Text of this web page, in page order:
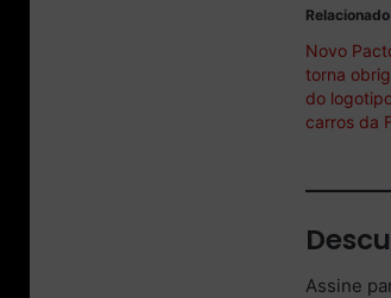
Relacionado
Novo
torna
do
carros da
Assine